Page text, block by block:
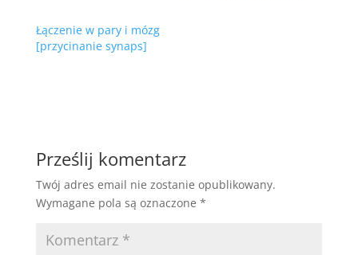
Łączenie w pary i mózg
[przycinanie synaps]
Prześlij komentarz
Twój adres email nie zostanie opublikowany.
Wymagane pola są oznaczone *